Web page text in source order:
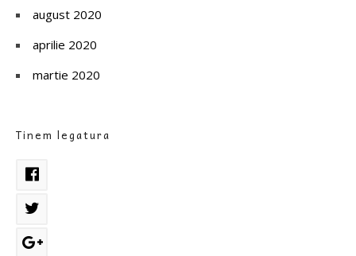
august 2020
aprilie 2020
martie 2020
Tinem legatura